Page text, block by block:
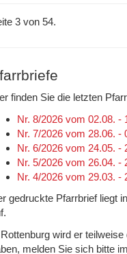
3 von 54.
finden Sie die letzten
Nr. 8/2026 vom 02.08. -
Nr. 7/2026 vom 28.06. -
Nr. 6/2026 vom 24.05. -
Nr. 5/2026 vom 26.04. -
Nr. 4/2026 vom 29.03. -
gedruckte Pfarrbrief liegt
wird er
melden Sie sich bitte